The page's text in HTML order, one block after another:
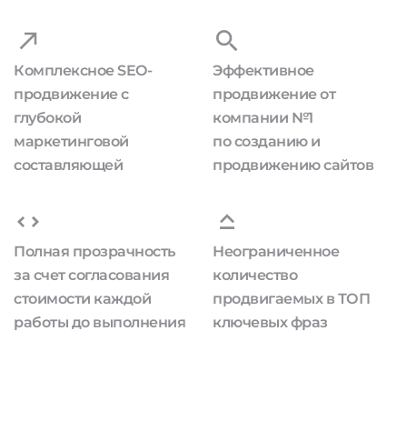
Комплексное SEO-
продвижение с
глубокой
маркетинговой
составляющей
Эффективное
продвижение от
компании №1
по созданию и
продвижению сайтов
Полная прозрачность
за счет согласования
стоимости каждой
работы до выполнения
Неограниченное
количество
продвигаемых в ТОП
ключевых фраз